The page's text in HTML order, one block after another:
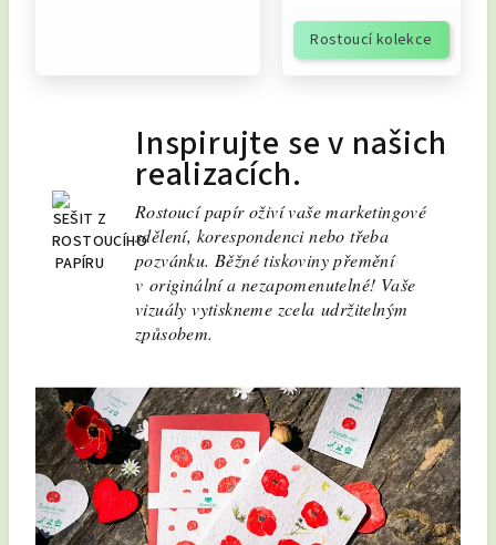
Rostoucí kolekce
Inspirujte se v našich
realizacích.
Rostoucí papír oživí vaše marketingové
sdělení, korespondenci nebo třeba
pozvánku. Běžné tiskoviny přemění
v originální a nezapomenutelné! Vaše
vizuály vytiskneme zcela udržitelným
způsobem.